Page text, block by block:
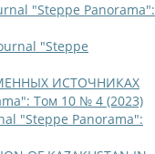
"Steppe Panorama":
"Steppe
ИСТОЧНИКАХ
Том 10 № 4 (2023)
"Steppe Panorama":